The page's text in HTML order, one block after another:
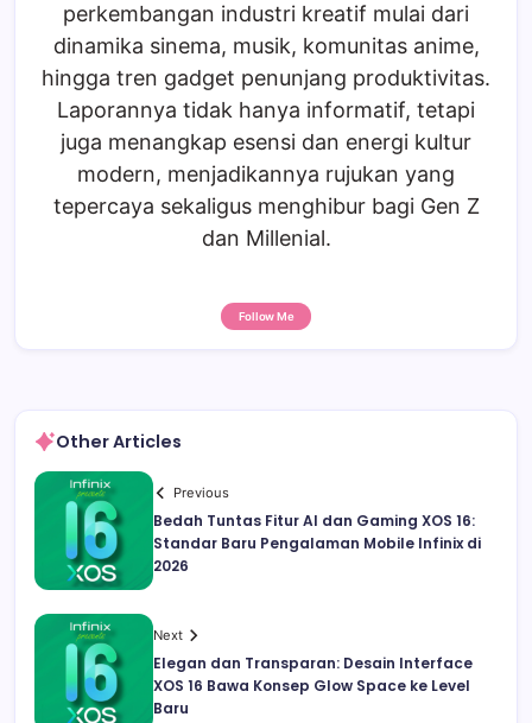
perkembangan industri kreatif mulai dari
dinamika sinema, musik, komunitas anime,
hingga tren gadget penunjang produktivitas.
Laporannya tidak hanya informatif, tetapi
juga menangkap esensi dan energi kultur
modern, menjadikannya rujukan yang
tepercaya sekaligus menghibur bagi Gen Z
dan Millenial.
Follow Me
Other Articles
Previous
Bedah Tuntas Fitur AI dan Gaming XOS 16:
Standar Baru Pengalaman Mobile Infinix di
2026
Next
Elegan dan Transparan: Desain Interface
XOS 16 Bawa Konsep Glow Space ke Level
Baru